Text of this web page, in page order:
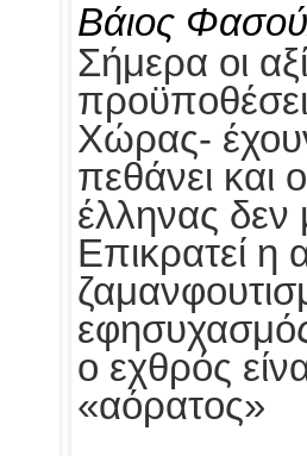
Βάιος
Σήμερα οι
Χώρας-
πεθάνει και
έλληνας δεν
Επικρατεί η
ο εχθρός
«αόρατος»